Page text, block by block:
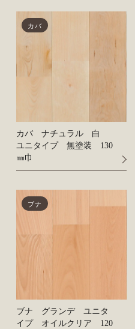
カバ
カバ ナチュラル 白
ユニタイプ 無塗装 130
㎜巾
ブナ
ブナ グランデ ユニタ
イプ オイルクリア 120